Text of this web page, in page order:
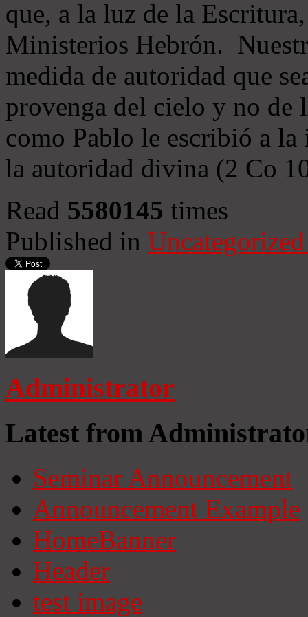
que, a la luz de la
Ministerios Hebrón.
medida de autoridad que
provenga del cielo y no de
como Pablo le escribió a
la autoridad divina (2 Co
Read 5580145 times
Published in
Administrator
Latest from
Seminar Announcement
Announcement Example
HomeBanner
Header
test image